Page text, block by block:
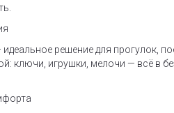
решение для прогулок,
ключи, игрушки, мелочи — всё в